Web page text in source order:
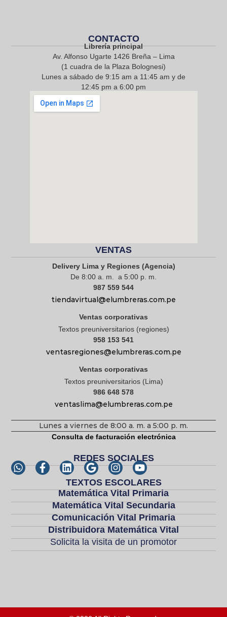
CONTACTO
Librería principal
Av. Alfonso Ugarte 1426 Breña – Lima
(1 cuadra de la Plaza Bolognesi)
Lunes a sábado de 9:15 am a 11:45 am y de
12:45 pm a 6:00 pm
968 217 912
VENTAS
Delivery Lima y Regiones (Agencia)
De 8:00 a. m. a 5:00 p. m.
987 559 544
tiendavirtual@elumbreras.com.pe
Ventas corporativas
Textos preuniversitarios (regiones)
958 153 541
ventasregiones@elumbreras.com.pe
Ventas corporativas
Textos preuniversitarios (Lima)
986 648 578
ventaslima@elumbreras.com.pe
Lunes a viernes de 8:00 a. m. a 5:00 p. m.
Consulta de facturación electrónica
REDES SOCIALES
TEXTOS ESCOLARES
Matemática Vital Primaria
Matemática Vital Secundaria
Comunicación Vital Primaria
Distribuidora Matemática Vital
Solicita la visita de un promotor